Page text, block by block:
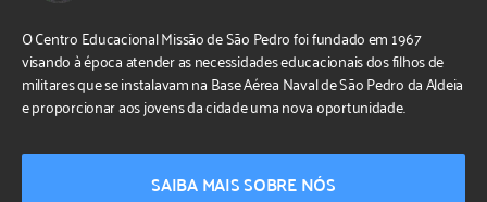
O Centro Educacional Missão de São Pedro foi fundado em 1967
visando à época atender as necessidades educacionais dos filhos de
militares que se instalavam na Base Aérea Naval de São Pedro da Aldeia
e proporcionar aos jovens da cidade uma nova oportunidade.
SAIBA MAIS SOBRE NÓS